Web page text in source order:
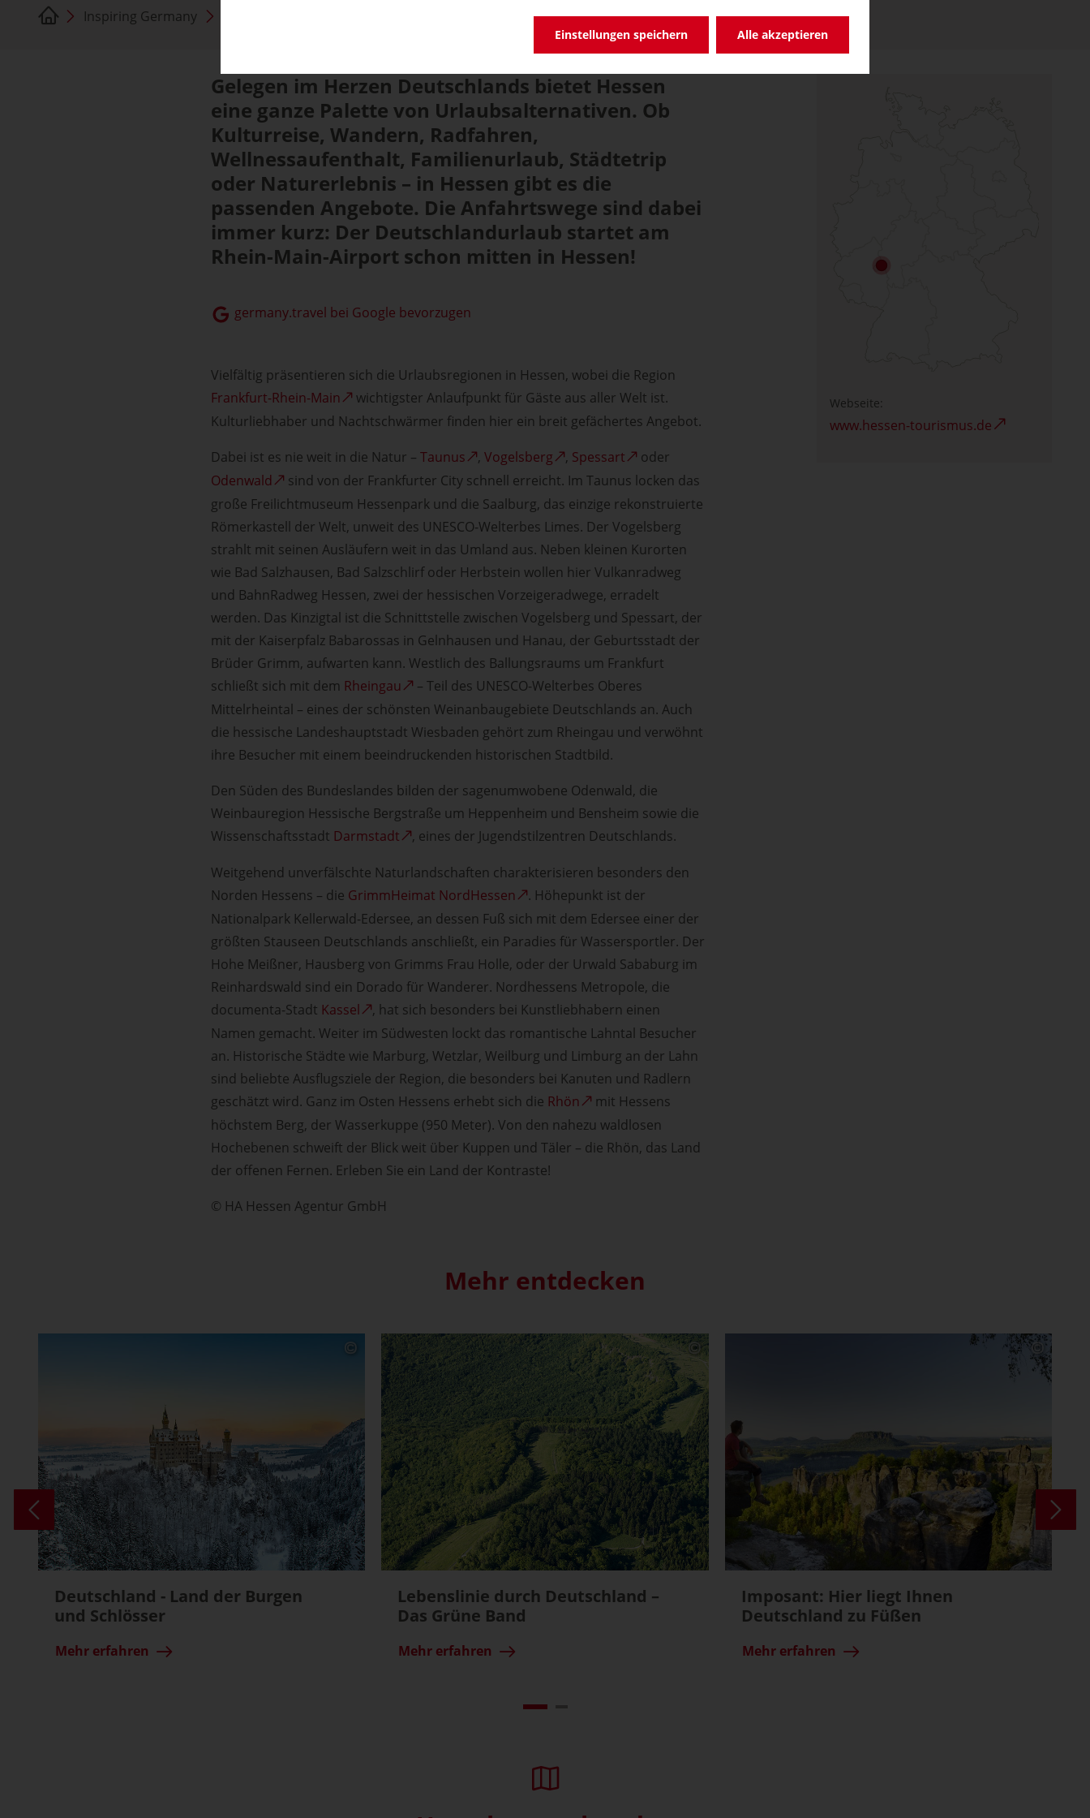
Einstellungen speichern Alle akzeptieren
Inspiring Germany
Gelegen im Herzen Deutschlands bietet Hessen
eine ganze Palette von Urlaubsalternativen. Ob
Kulturreise, Wandern, Radfahren,
Wellnessaufenthalt, Familienurlaub, Städtetrip
oder Naturerlebnis – in Hessen gibt es die
passenden Angebote. Die Anfahrtswege sind dabei
immer kurz: Der Deutschlandurlaub startet am
Rhein-Main-Airport schon mitten in Hessen!
germany.travel bei Google bevorzugen
Vielfältig präsentieren sich die Urlaubsregionen in Hessen, wobei die Region
Frankfurt-Rhein-Main
wichtigster Anlaufpunkt für Gäste aus aller Welt ist.
Kulturliebhaber und Nachtschwärmer finden hier ein breit gefächertes Angebot.
Dabei ist es nie weit in die Natur –Taunus ,Vogelsberg , Spessart
oder
Odenwald
sind von der Frankfurter City schnell erreicht. Im Taunus locken das
große Freilichtmuseum Hessenpark und die Saalburg, das einzige rekonstruierte
Römerkastell der Welt, unweit des UNESCO-Welterbes Limes. Der Vogelsberg
strahlt mit seinen Ausläufern weit in das Umland aus. Neben kleinen Kurorten
wie Bad Salzhausen, Bad Salzschlirf oder Herbstein wollen hier Vulkanradweg
und BahnRadweg Hessen, zwei der hessischen Vorzeigeradwege, erradelt
werden. Das Kinzigtal ist die Schnittstelle zwischen Vogelsberg und Spessart, der
mit der Kaiserpfalz Babarossas in Gelnhausen und Hanau, der Geburtsstadt der
Brüder Grimm, aufwarten kann. Westlich des Ballungsraums um Frankfurt
schließt sich mit dem Rheingau
– Teil des UNESCO-Welterbes Oberes
Mittelrheintal – eines der schönsten Weinanbaugebiete Deutschlands an. Auch
die hessische Landeshauptstadt Wiesbaden gehört zum Rheingau und verwöhnt
ihre Besucher mit einem beeindruckenden historischen Stadtbild.
Den Süden des Bundeslandes bilden der sagenumwobene Odenwald, die
Weinbauregion Hessische Bergstraße um Heppenheim und Bensheim sowie die
Wissenschaftsstadt Darmstadt , eines der Jugendstilzentren Deutschlands.
Weitgehend unverfälschte Naturlandschaften charakterisieren besonders den
Norden Hessens – die GrimmHeimat NordHessen
. Höhepunkt ist der
Nationalpark Kellerwald-Edersee, an dessen Fuß sich mit dem Edersee einer der
größten Stauseen Deutschlands anschließt, ein Paradies für Wassersportler. Der
Hohe Meißner, Hausberg von Grimms Frau Holle, oder der Urwald Sababurg im
Reinhardswald sind ein Dorado für Wanderer. Nordhessens Metropole, die
documenta-Stadt Kassel
, hat sich besonders bei Kunstliebhabern einen
Namen gemacht. Weiter im Südwesten lockt das romantische Lahntal Besucher
an. Historische Städte wie Marburg, Wetzlar, Weilburg und Limburg an der Lahn
sind beliebte Ausflugsziele der Region, die besonders bei Kanuten und Radlern
geschätzt wird. Ganz im Osten Hessens erhebt sich die Rhön
mit Hessens
höchstem Berg, der Wasserkuppe (950 Meter). Von den nahezu waldlosen
Hochebenen schweift der Blick weit über Kuppen und Täler – die Rhön, das Land
der offenen Fernen. Erleben Sie ein Land der Kontraste!
© HA Hessen Agentur GmbH
Webseite:
www.hessen-tourismus.de
Mehr entdecken
Deutschland - Land der Burgen
und Schlösser
Mehr erfahren
Lebenslinie durch Deutschland –
Das Grüne Band
Mehr erfahren
Imposant: Hier liegt Ihnen
Deutschland zu Füßen
Mehr erfahren